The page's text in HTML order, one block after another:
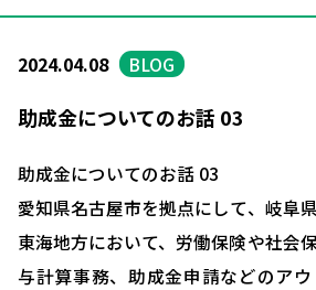
2024.04.08 BLOG
助成金についてのお話 03
助成金についてのお話 03
愛知県名古屋市を拠点にして、岐阜
東海地方において、労働保険や社会
与計算事務、助成金申請などのア